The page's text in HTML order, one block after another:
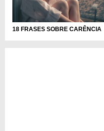
18 FRASES SOBRE CARÊNCIA